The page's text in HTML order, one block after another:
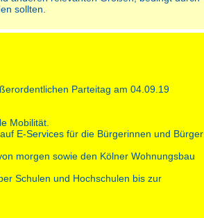
sollten.
Parteitag am 04.09.19
Mobilität.
E-Services für die Bürgerinnen und Bürger
morgen sowie den Kölner Wohnungsbau
Schulen und Hochschulen bis zur